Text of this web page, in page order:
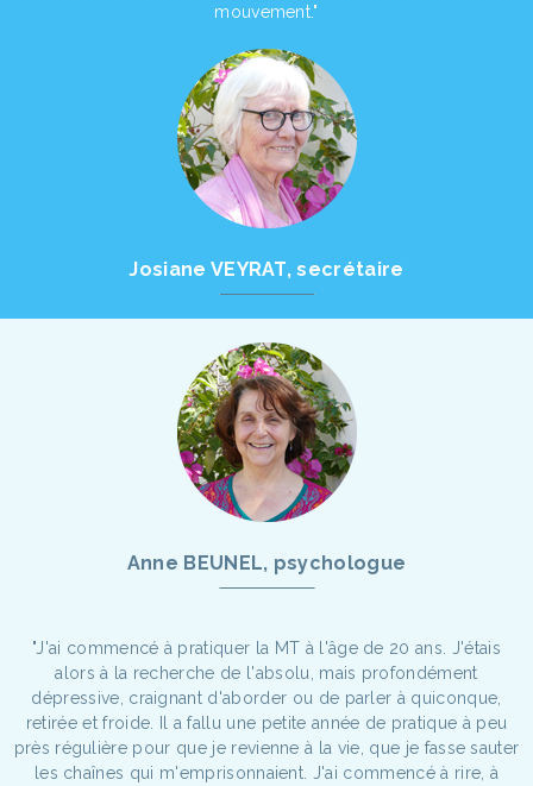
mouvement."
Josiane VEYRAT, secrétaire
Anne BEUNEL, psychologue
"J'ai commencé à pratiquer la MT à l'âge de 20 ans. J'étais
alors à la recherche de l'absolu, mais profondément
dépressive, craignant d'aborder ou de parler à quiconque,
retirée et froide. Il a fallu une petite année de pratique à peu
près régulière pour que je revienne à la vie, que je fasse sauter
les chaînes qui m'emprisonnaient. J'ai commencé à rire, à